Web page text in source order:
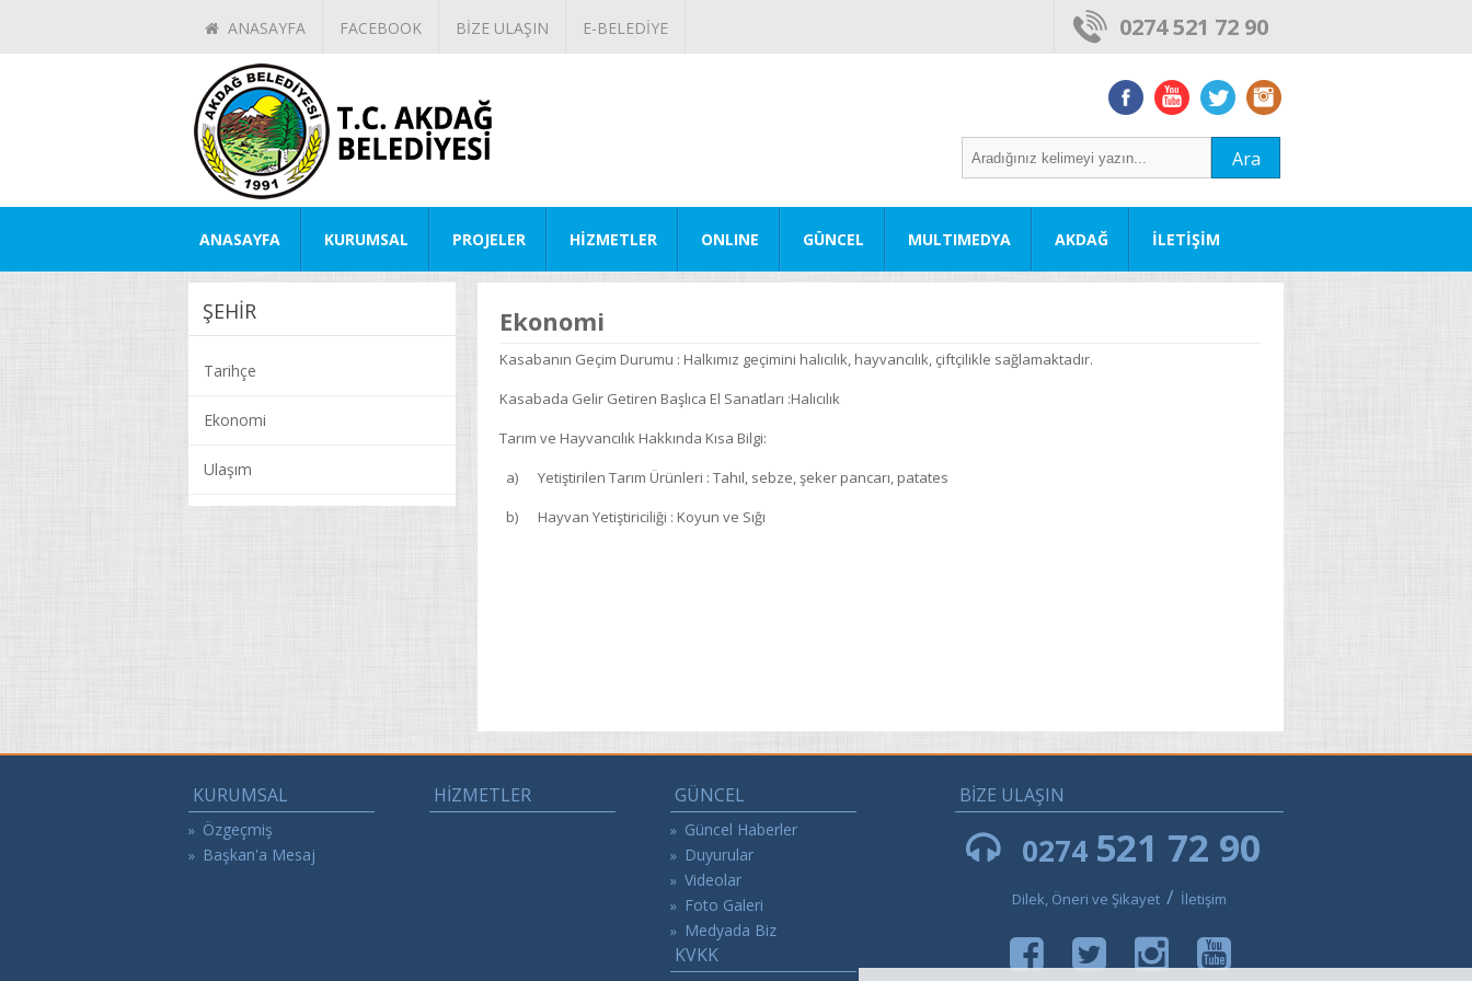
ANASAYFA FACEBOOK BİZE ULAŞIN E-BELEDİYE 0274 521 72 90
Ara
ANASAYFA KURUMSAL PROJELER HİZMETLER ONLINE GÜNCEL MULTIMEDYA AKDAĞ İLETİŞİM
Ekonomi
Kasabanın Geçim Durumu : Halkımız geçimini halıcılık, hayvancılık, çiftçilikle sağlamaktadır.
Kasabada Gelir Getiren Başlıca El Sanatları :Halıcılık
Tarım ve Hayvancılık Hakkında Kısa Bilgi:
a) Yetiştirilen Tarım Ürünleri : Tahıl, sebze, şeker pancarı, patates
b) Hayvan Yetiştiriciliği : Koyun ve Sığı
ŞEHİR
Tarihçe
Ekonomi
Ulaşım
KURUMSAL
» Özgeçmiş
» Başkan'a Mesaj
HİZMETLER GÜNCEL
» Güncel Haberler
» Duyurular
» Videolar
» Foto Galeri
» Medyada Biz
KVKK
BİZE ULAŞIN
0274 521 72 90
Dilek, Öneri ve Şikayet / İletişim